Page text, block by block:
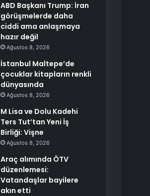
ABD Başkanı Trump: İran
görüşmelerde daha
ciddi ama anlaşmaya
hazır değil
Ağustos 8, 2026
İstanbul Maltepe’de
çocuklar kitapların renkli
dünyasında
Ağustos 8, 2026
M Lisa ve Dolu Kadehi
Ters Tut’tan Yeni İş
Birliği: Vişne
Ağustos 8, 2026
Araç alımında ÖTV
düzenlemesi:
Vatandaşlar bayilere
akın etti